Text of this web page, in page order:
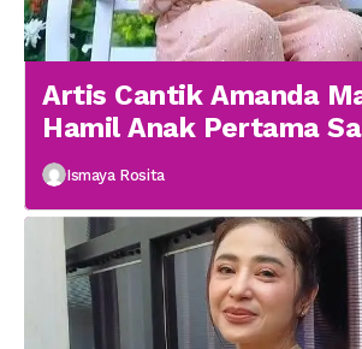
Artis Cantik Amanda
Hamil Anak Pertama
menikah
Ismaya Rosita